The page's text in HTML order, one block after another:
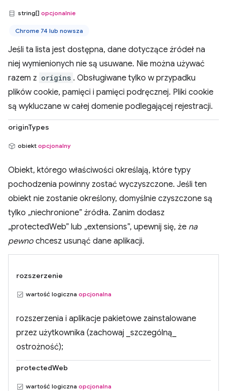
string[] opcjonalnie
Chrome 74 lub nowsza
Jeśli ta lista jest dostępna, dane dotyczące źródeł na
niej wymienionych nie są usuwane. Nie można używać
razem z origins . Obsługiwane tylko w przypadku
plików cookie, pamięci i pamięci podręcznej. Pliki cookie
są wykluczane w całej domenie podlegającej rejestracji.
originTypes
obiekt opcjonalny
Obiekt, którego właściwości określają, które typy
pochodzenia powinny zostać wyczyszczone. Jeśli ten
obiekt nie zostanie określony, domyślnie czyszczone są
tylko „niechronione” źródła. Zanim dodasz
„protectedWeb” lub „extensions”, upewnij się, że na
pewno chcesz usunąć dane aplikacji.
rozszerzenie
wartość logiczna opcjonalna
rozszerzenia i aplikacje pakietowe zainstalowane
przez użytkownika (zachowaj _szczególną_
ostrożność);
protectedWeb
wartość logiczna opcjonalna